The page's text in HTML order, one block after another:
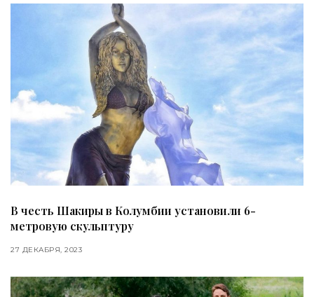
В честь Шакиры в Колумбии установили 6-
метровую скульптуру
27 ДЕКАБРЯ, 2023